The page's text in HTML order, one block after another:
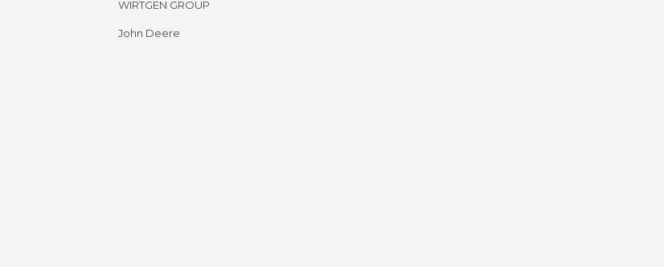
WIRTGEN GROUP
John Deere